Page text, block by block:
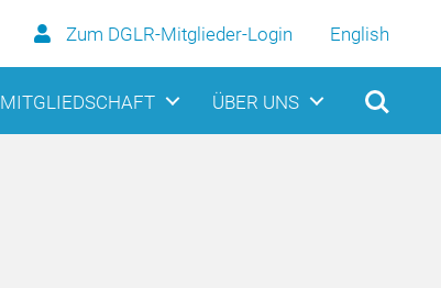
Zum DGLR-Mitglieder-Login English
MITGLIEDSCHAFT ÜBER UNS